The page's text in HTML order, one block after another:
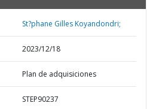
St?phane Gilles Koyandondri;
2023/12/18
Plan de adquisiciones
STEP90237